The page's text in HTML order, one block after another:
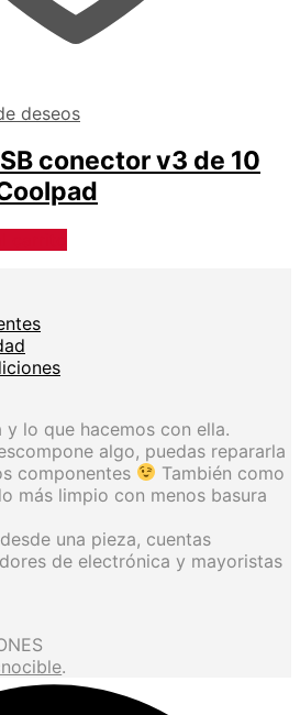
deseos
conector v3 de 10
lo que hacemos con ella.
algo, puedas repararla
componentes
También como
más limpio con menos basura
una pieza, cuentas
de electrónica y mayoristas
.